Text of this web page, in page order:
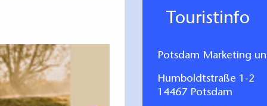
sind viel zu steil und sollten nicht genutzt
Touristinfo
Potsdam Marketing
Humboldtstraße 1-2
14467 Potsdam